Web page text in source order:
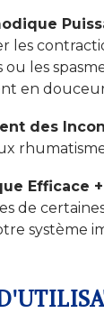
les
ou les
en
des
Efficace
de
système